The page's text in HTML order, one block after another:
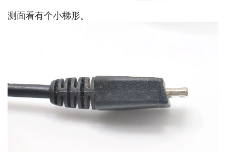
测面看有个小梯形。